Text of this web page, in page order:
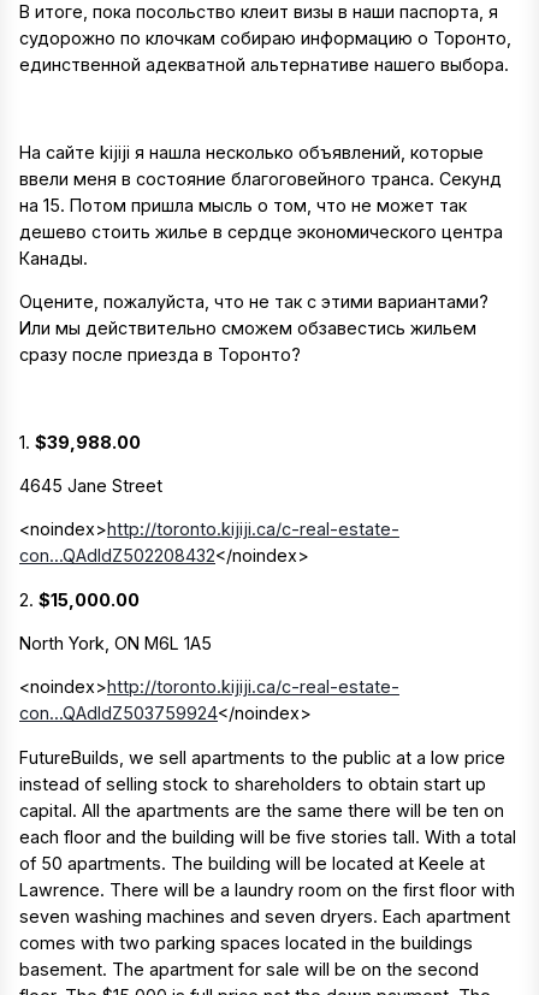
В итоге, пока посольство клеит визы в наши паспорта, я
судорожно по клочкам собираю информацию о Торонто,
единственной адекватной альтернативе нашего выбора.
На сайте kijiji я нашла несколько объявлений, которые
ввели меня в состояние благоговейного транса. Секунд
на 15. Потом пришла мысль о том, что не может так
дешево стоить жилье в сердце экономического центра
Канады.
Оцените, пожалуйста, что не так с этими вариантами?
Или мы действительно сможем обзавестись жильем
сразу после приезда в Торонто?
1. $39,988.00
4645 Jane Street
<noindex>http://toronto.kijiji.ca/c-real-estate-
con...QAdIdZ502208432</noindex>
2. $15,000.00
North York, ON M6L 1A5
<noindex>http://toronto.kijiji.ca/c-real-estate-
con...QAdIdZ503759924</noindex>
FutureBuilds, we sell apartments to the public at a low price
instead of selling stock to shareholders to obtain start up
capital. All the apartments are the same there will be ten on
each floor and the building will be five stories tall. With a total
of 50 apartments. The building will be located at Keele at
Lawrence. There will be a laundry room on the first floor with
seven washing machines and seven dryers. Each apartment
comes with two parking spaces located in the buildings
basement. The apartment for sale will be on the second